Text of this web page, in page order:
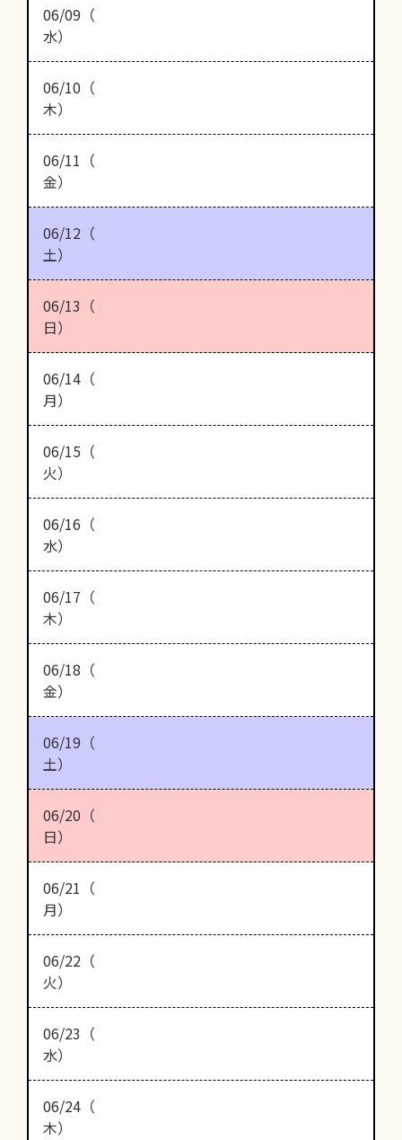
06/09（
水）
06/10（
木）
06/11（
金）
06/12（
土）
06/13（
日）
06/14（
月）
06/15（
火）
06/16（
水）
06/17（
木）
06/18（
金）
06/19（
土）
06/20（
日）
06/21（
月）
06/22（
火）
06/23（
水）
06/24（
木）